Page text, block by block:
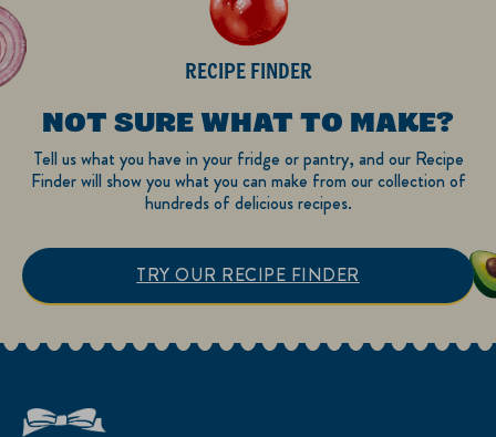
RECIPE FINDER
NOT SURE WHAT TO MAKE?
Tell us what you have in your fridge or pantry, and our Recipe
Finder will show you what you can make from our collection of
hundreds of delicious recipes.
TRY OUR RECIPE FINDER